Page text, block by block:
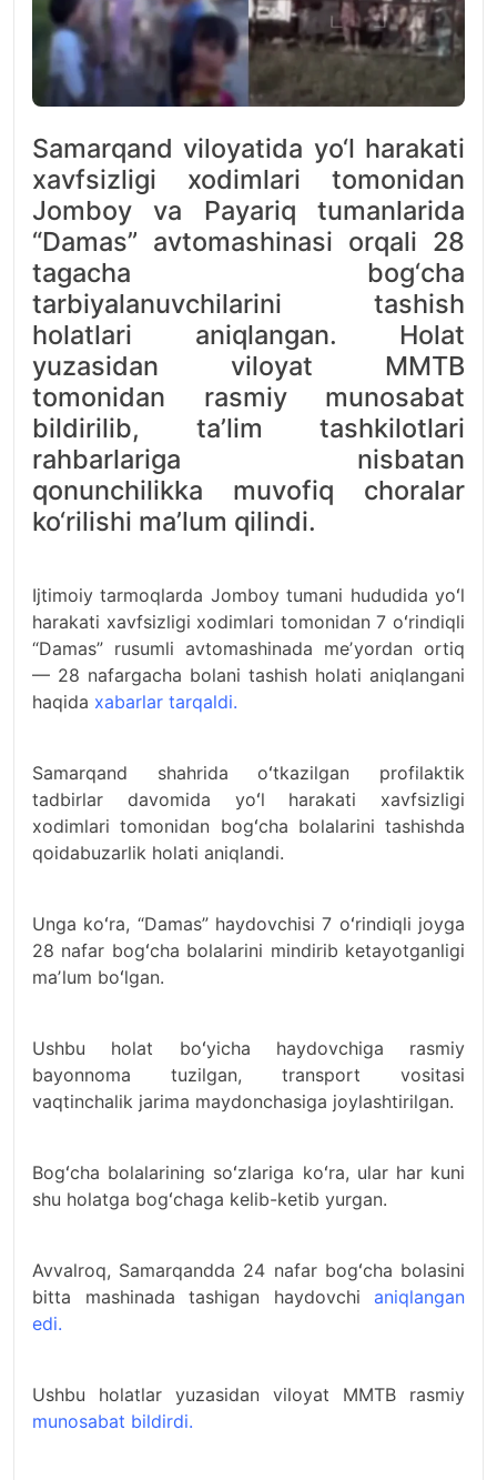
Samarqand viloyatida yo‘l harakati
xavfsizligi xodimlari tomonidan
Jomboy va Payariq tumanlarida
“Damas” avtomashinasi orqali 28
tagacha bog‘cha
tarbiyalanuvchilarini tashish
holatlari aniqlangan. Holat
yuzasidan viloyat MMTB
tomonidan rasmiy munosabat
bildirilib, taʼlim tashkilotlari
rahbarlariga nisbatan
qonunchilikka muvofiq choralar
ko‘rilishi maʼlum qilindi.
Ijtimoiy tarmoqlarda Jomboy tumani hududida yoʻl
harakati xavfsizligi xodimlari tomonidan 7 oʻrindiqli
“Damas” rusumli avtomashinada meʼyordan ortiq
— 28 nafargacha bolani tashish holati aniqlangani
haqida xabarlar tarqaldi.
Samarqand shahrida oʻtkazilgan profilaktik
tadbirlar davomida yoʻl harakati xavfsizligi
xodimlari tomonidan bogʻcha bolalarini tashishda
qoidabuzarlik holati aniqlandi.
Unga koʻra, “Damas” haydovchisi 7 oʻrindiqli joyga
28 nafar bogʻcha bolalarini mindirib ketayotganligi
maʼlum boʻlgan.
Ushbu holat boʻyicha haydovchiga rasmiy
bayonnoma tuzilgan, transport vositasi
vaqtinchalik jarima maydonchasiga joylashtirilgan.
Bogʻcha bolalarining soʻzlariga koʻra, ular har kuni
shu holatga bogʻchaga kelib-ketib yurgan.
Avvalroq, Samarqandda 24 nafar bogʻcha bolasini
bitta mashinada tashigan haydovchi aniqlangan
edi.
Ushbu holatlar yuzasidan viloyat MMTB rasmiy
munosabat bildirdi.